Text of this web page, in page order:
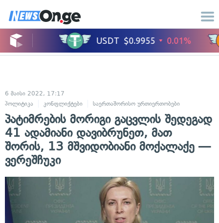
6 მაისი 2022, 17:17
პოლიტიკა
კონფლიქტები საერთაშორისო ურთიერთობები
პატიმრების მორიგი გაცვლის შედეგად
41 ადამიანი დავიბრუნეთ, მათ
შორის, 13 მშვიდობიანი მოქალაქე —
ვერეშჩუკი